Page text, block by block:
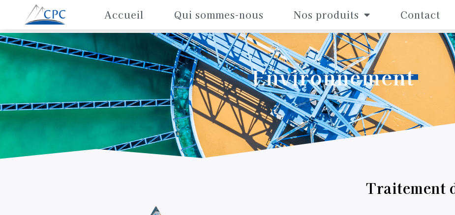
Accueil Qui sommes-nous Nos produits Contact
Environnement
Traitement